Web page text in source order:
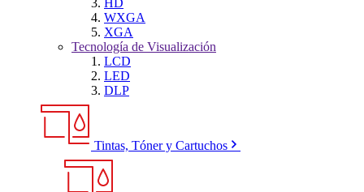
WXGA
XGA
Tecnología de Visualización
LCD
LED
DLP
Tintas, Tóner y Cartuchos